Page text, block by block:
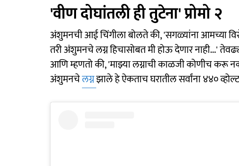
'वीण दोघांतली ही तुटेना' प्रोमो २
अंशुमनची आई चिंगीला बोलते की, 'सगळ्यांना आमच्या
तरी अंशुमनचे लग्न हिचासोबत मी होऊ देणार नाही...'
आणि म्हणतो की, 'माझ्या लग्नाची काळजी कोणीच करू
अंशुमनचेलग्नझाले हे ऐकताच घरातील सर्वांना ४४०